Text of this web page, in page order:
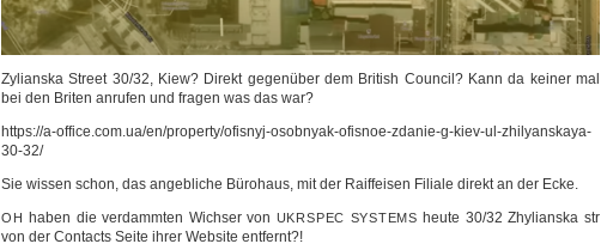
Zyli­ans­ka Street 30/32, Kiew? Direkt gegen­über dem Bri­tish Coun­cil? Kann da kei­ner mal
bei den Bri­ten anru­fen und fra­gen was das war?
https://a-office.com.ua/en/property/ofisnyj-osobnyak-ofisnoe-zdanie-g-kiev-ul-zhilyanskaya-
30-32/
Sie wis­sen schon, das angeb­li­che Büro­haus, mit der Raiff­ei­sen Filia­le direkt an der Ecke.
OH haben die ver­damm­ten Wich­ser von UKRSPEC SYSTEMS heu­te 30/32 Zhy­li­ans­ka str
von der Con­ta­cts Sei­te ihrer Web­site entfernt?!